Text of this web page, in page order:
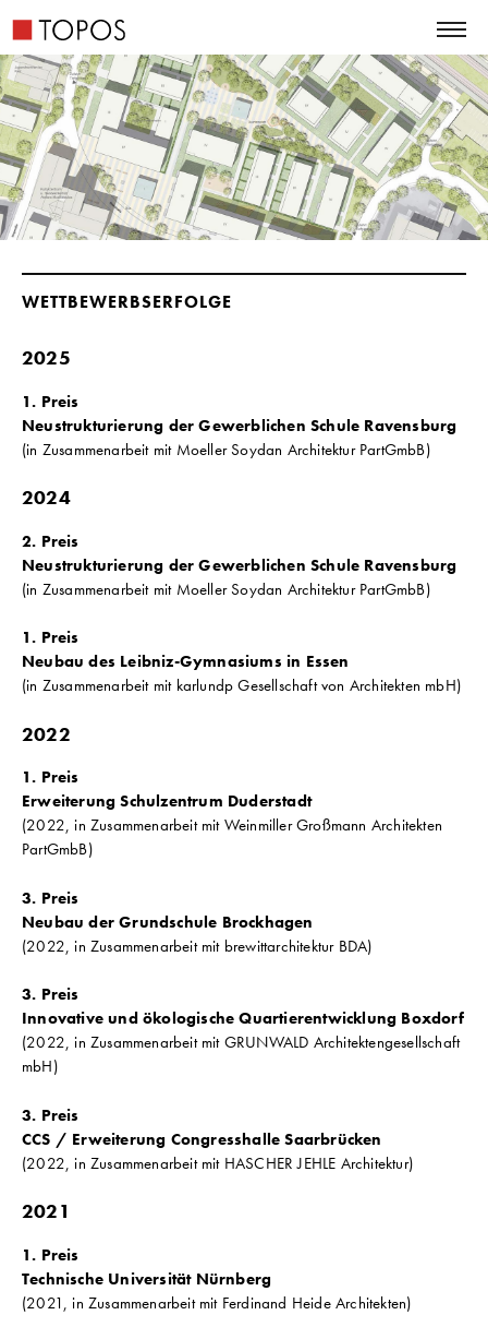
WETTBEWERBSERFOLGE
2025
1. Preis
Neustrukturierung der Gewerblichen Schule Ravensburg
(in Zusammenarbeit mit Moeller Soydan Architektur PartGmbB)
2024
2. Preis
Neustrukturierung der Gewerblichen Schule Ravensburg
(in Zusammenarbeit mit Moeller Soydan Architektur PartGmbB)
1. Preis
Neubau des Leibniz-Gymnasiums in Essen
(in Zusammenarbeit mit karlundp Gesellschaft von Architekten mbH)
2022
1. Preis
Erweiterung Schulzentrum Duderstadt
(2022, in Zusammenarbeit mit Weinmiller Großmann Architekten
PartGmbB)
3. Preis
Neubau der Grundschule Brockhagen
(2022, in Zusammenarbeit mit brewittarchitektur BDA)
3. Preis
Innovative und ökologische Quartierentwicklung Boxdorf
(2022, in Zusammenarbeit mit GRUNWALD Architektengesellschaft
mbH)
3. Preis
CCS / Erweiterung Congresshalle Saarbrücken
(2022, in Zusammenarbeit mit HASCHER JEHLE Architektur)
2021
1. Preis
Technische Universität Nürnberg
(2021, in Zusammenarbeit mit Ferdinand Heide Architekten)